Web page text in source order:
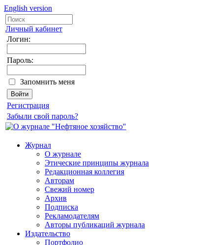
English version
Личный кабинет
Логин:
Пароль:
Запомнить меня
Регистрация
Забыли свой пароль?
Журнал
О журнале
Этические принципы журнала
Редакционная коллегия
Авторам
Свежий номер
Архив
Подписка
Рекламодателям
Авторы публикаций журнала
Издательство
Портфолио